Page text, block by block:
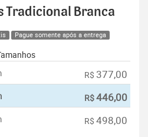
Tradicional Branca
Pague somente após a entrega
R$ 377,00
R$446,00
R$ 498,00